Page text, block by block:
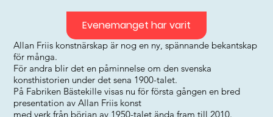
Allan Friis konstnärskap är nog en ny, spännande bekantskap
för många.
För andra blir det en påminnelse om den svenska
konsthistorien under det sena 1900-talet.
På Fabriken Bästekille visas nu för första gången en bred
presentation av Allan Friis konst
med verk från början av 1950-talet ända fram till 2010.
Evenemanget har varit